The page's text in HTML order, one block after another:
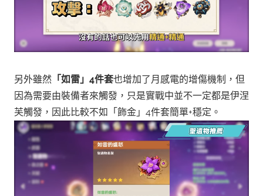
另外雖然 「如雷」4件套也增加了月感電的增傷機制，但
因為需要由裝備者來觸發，只是實戰中並不一定都是伊涅
芙觸發，因此比較不如「飾金」4件套簡單+穩定。